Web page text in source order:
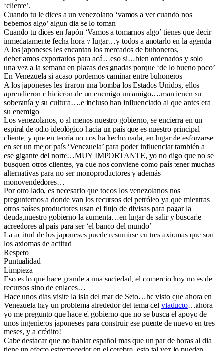
‘cliente’.
Cuando tu le dices a un venezolano ‘vamos a ver cuando nos
bebemos algo’ algun dia se lo toman
Cuando tu dices en Japón ‘Vamos a tomarnos algo’ tienes que decir
inmedatamente fecha hora y lugar…y todos a anotarlo en la agenda
A los japoneses les encantan los mercados de buhoneros,
deberiamos exportarlos para acá…eso si…bien ordenados y solo
una vez a la semana en plazas designadas porque ‘de lo bueno poco’
En Venezuela si acaso pordemos caminar entre buhoneros
A los japoneses les tiraron una bomba los Estados Unidos, ellos
aprendieron e hicieron de un enemigo un amigo….mantienen su
soberanía y su cultura….e incluso han influenciado al que antes era
su enemigo
Los venezolanos, o al menos nuestro gobierno, se encierra en un
espiral de odio ideológico hacia un país que es nuestro principal
cliente, y que en teoría no nos ha hecho nada, en lugar de esforzarse
en ser un mejor país ‘Venezuela’ para poder influenciar también a
ese gigante del norte…MUY IMPORTANTE, yo no digo que no se
busquen otros clientes, ya que nos conviene como país tener muchas
alternativas para no ser monoproductores y además
monovendedores…
Por otro lado, es necesario que todos los venezolanos nos
preguntemos a donde van los recursos del petróleo ya que mientras
otros países productores usan el flujo de divisas para pagar la
deuda,nuestro gobierno la aumenta…en lugar de salir y buscarle
acreedores al país para ser ‘el banco del mundo’
La actitud de los japoneses puede resumirse en tres axiomas que son
los axiomas de actitud
Respeto
Puntualidad
Limpieza
Eso es lo que hace grande a una sociedad, el comercio hoy no es de
recursos sino de enlaces…
Hace unos dias visite la isla del mar de Seto…he visto que ahora en
Venezuela hay un problema alrededor del tema del viaducto…ahora
yo me pregunto que hace el gobierno que no se busca el apoyo de
unos ingenieros japoneses para construir ese puente de nuevo en tres
meses, y a crédito!
Cabe destacar que no hablar español mas que un par de horas al dia
tiene un efecto estremecedor en el cerebro, esto tal vez lo pueden